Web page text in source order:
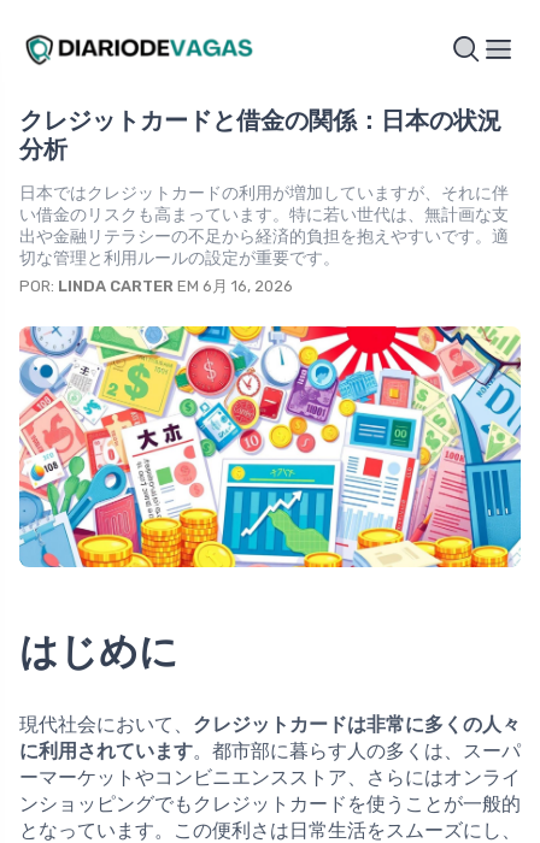
クレジットカードと借金の関係：日本の状況
分析
日本ではクレジットカードの利用が増加していますが、それに伴
い借金のリスクも高まっています。特に若い世代は、無計画な支
出や金融リテラシーの不足から経済的負担を抱えやすいです。適
切な管理と利用ルールの設定が重要です。
POR: LINDA CARTER EM 6月 16, 2026
はじめに
現代社会において、 クレジットカードは非常に多くの人々
に利用されています。都市部に暮らす人の多くは、スーパ
ーマーケットやコンビニエンスストア、さらにはオンライ
ンショッピングでもクレジットカードを使うことが一般的
となっています。この便利さは日常生活をスムーズにし、